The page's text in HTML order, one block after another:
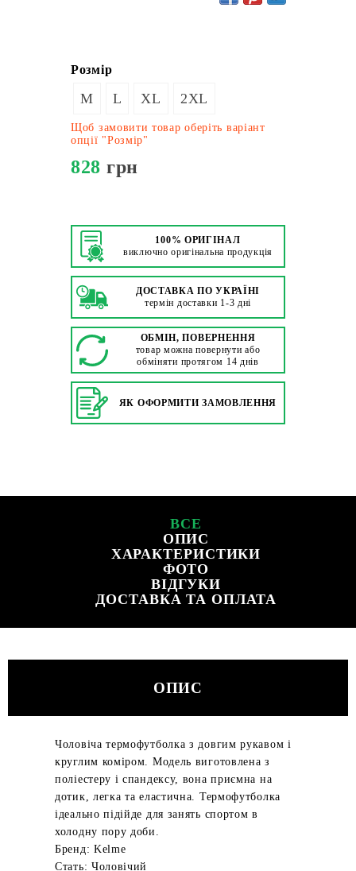
Розмір
M L XL 2XL
Щоб замовити товар оберіть варіант
опції "Розмір"
828 грн
100% ОРИГІНАЛ
виключно оригінальна продукція
ДОСТАВКА ПО УКРАЇНІ
термін доставки 1-3 дні
ОБМІН, ПОВЕРНЕННЯ
товар можна повернути або
обміняти протягом 14 днів
ЯК ОФОРМИТИ ЗАМОВЛЕННЯ
ВСЕ
ОПИС
ХАРАКТЕРИСТИКИ
ФОТО
ВІДГУКИ
ДОСТАВКА ТА ОПЛАТА
ОПИС
Чоловіча термофутболка з довгим рукавом і
круглим коміром. Модель виготовлена з
поліестеру і спандексу, вона приємна на
дотик, легка та еластична. Термофутболка
ідеально підійде для занять спортом в
холодну пору доби.
Бренд: Kelme
Стать: Чоловічий